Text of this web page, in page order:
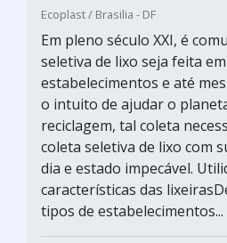
Ecoplast / Brasilia - DF
Em pleno século XXI, é
seletiva de lixo seja feita
estabelecimentos e até
o intuito de ajudar o
reciclagem, tal coleta
coleta seletiva de lixo com
dia e estado impecável.
características das
tipos de estabelecimentos...